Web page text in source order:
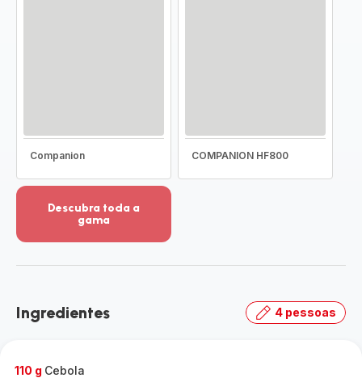
Companion COMPANION HF800
Descubra toda a
gama
detalhes
toda
Ingredientes 4 pessoas
110 g Cebola